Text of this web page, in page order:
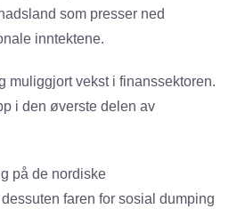
som presser ned
inntektene.
muliggjort vekst i finanssektoren.
i den øverste delen av
på de nordiske
faren for sosial dumping